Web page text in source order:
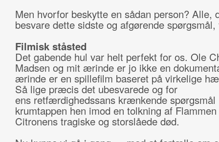
Men hvorfor beskytte en sådan person? Alle,
besvare dette sidste og afgørende spørgsmål,
Filmisk ståsted
Det gabende hul var helt perfekt for os. Ole
Madsen og mit ærinde er jo ikke en
ærinde er en spillefilm baseret på virkelige
Så lige præcis det ubesvarede og for
ens retfærdighedssans krænkende spørgsmål
krumtappen hen imod en tolkning af Flammen
Citronens tragiske og storslåede død.